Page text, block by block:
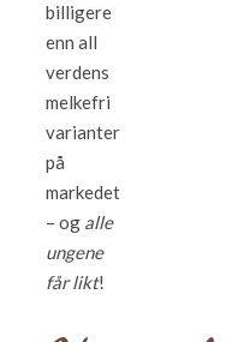
billigere
enn all
verdens
melkefri
varianter
på
markedet
– og alle
ungene
får likt!